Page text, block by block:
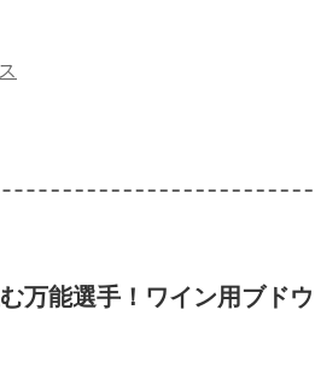
万能選手！ワイン用ブド